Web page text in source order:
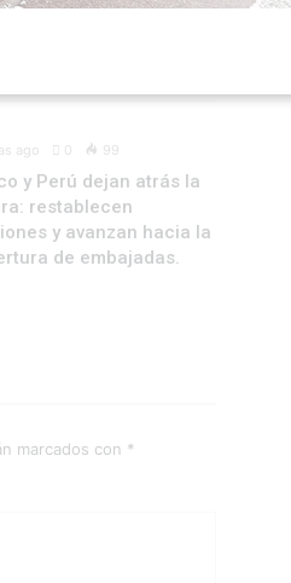
ago 0 99
y Perú dejan atrás la
restablecen
y avanzan hacia la
de embajadas.
marcados con *